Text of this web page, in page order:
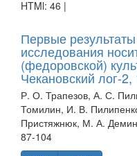
HTMl: 46 |
Первые
исследования
(федоровской)
Чекановский лог-2,
Р. О. Трапезов, А. С.
Томилин, И. В.
Пристяжнюк, М. А.
87-104